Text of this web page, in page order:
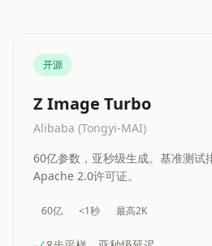
开源
Z Image Turbo
Alibaba (Tongyi-MAI)
60亿参数，亚秒级生成。基准测试
Apache 2.0许可证。
60亿 <1秒 最高2K